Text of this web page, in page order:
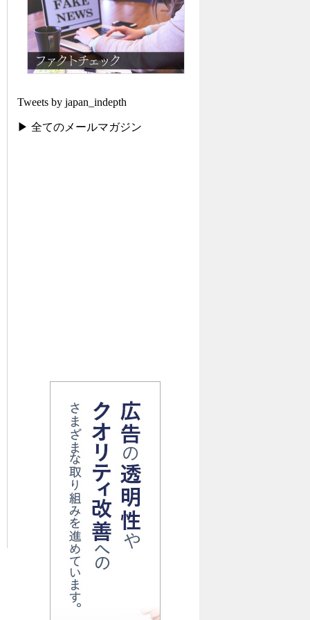
Tweets by japan_indepth
▶ 全てのメールマガジン